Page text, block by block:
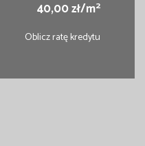
40,00 zł/m2
Oblicz ratę kredytu